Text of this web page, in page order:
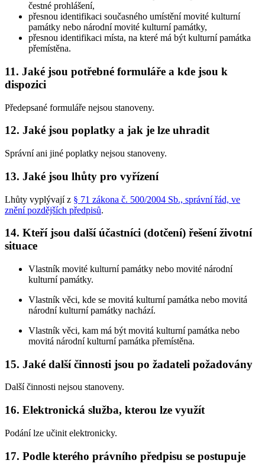
čestné prohlášení,
přesnou identifikaci současného umístění movité kulturní
památky nebo národní movité kulturní památky,
přesnou identifikaci místa, na které má být kulturní památka
přemístěna.
11. Jaké jsou potřebné formuláře a kde jsou k
dispozici
Předepsané formuláře nejsou stanoveny.
12. Jaké jsou poplatky a jak je lze uhradit
Správní ani jiné poplatky nejsou stanoveny.
13. Jaké jsou lhůty pro vyřízení
Lhůty vyplývají z § 71 zákona č. 500/2004 Sb., správní řád, ve
znění pozdějších předpisů.
14. Kteří jsou další účastníci (dotčení) řešení životní
situace
Vlastník movité kulturní památky nebo movité národní
kulturní památky.
Vlastník věci, kde se movitá kulturní památka nebo movitá
národní kulturní památky nachází.
Vlastník věci, kam má být movitá kulturní památka nebo
movitá národní kulturní památka přemístěna.
15. Jaké další činnosti jsou po žadateli požadovány
Další činnosti nejsou stanoveny.
16. Elektronická služba, kterou lze využít
Podání lze učinit elektronicky.
17. Podle kterého právního předpisu se postupuje